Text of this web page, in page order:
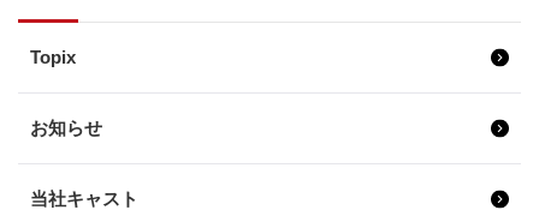
Topix
お知らせ
当社キャスト